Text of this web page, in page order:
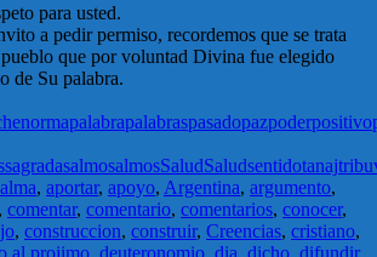
para usted.
a pedir permiso, recordemos que se trata
que por voluntad Divina fue elegido
de Su palabra.
normapalabrapalabraspasadopazpoderpositivo
sagradasalmosalmosSaludSaludsentidotanajtribu
alma, aportar, apoyo, Argentina, argumento,
, comentar, comentario, comentarios, conocer,
, construccion, construir, Creencias, cristiano,
al projimo, deuteronomio, dia, dicho, difundir,